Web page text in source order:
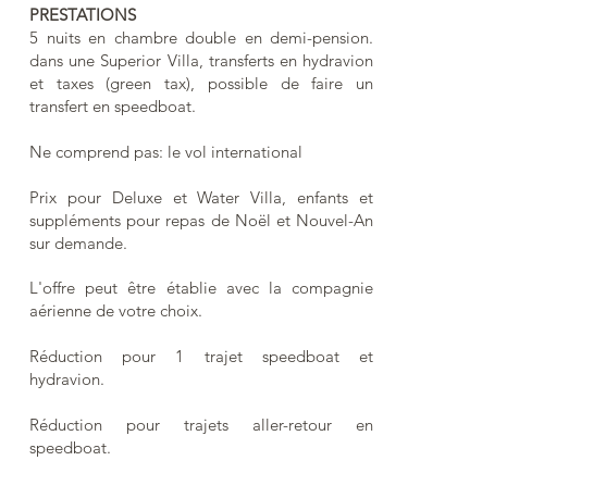
PRESTATIONS
5 nuits en chambre double en demi-pension.
dans une Superior Villa, transferts en hydravion
et taxes (green tax), possible de faire un
transfert en speedboat.
Ne comprend pas: le vol international
Prix pour Deluxe et Water Villa, enfants et
suppléments pour repas de Noël et Nouvel-An
sur demande.
L'offre peut être établie avec la compagnie
aérienne de votre choix.
Réduction pour 1 trajet speedboat et
hydravion.
Réduction pour trajets aller-retour en
speedboat.